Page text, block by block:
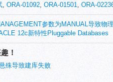
, ORA-01092, ORA-01501, ORA-
参数为MANUAL导致物
12c新特性Pluggable Databases
！
殊导致建库失败